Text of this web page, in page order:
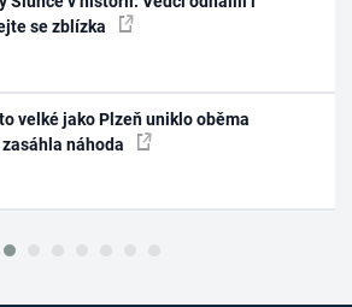
se zblízka
velké jako Plzeň uniklo oběma
náhoda